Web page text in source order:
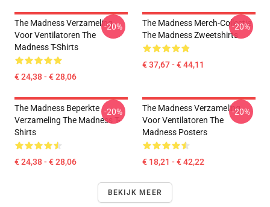
The Madness Verzameling
Voor Ventilatoren The
Madness T-Shirts
€ 24,38 - € 28,06
-20%
The Madness Merch-Collectie
The Madness Zweetshirts
€ 37,67 - € 44,11
-20%
The Madness Beperkte
Verzameling The Madness T-
Shirts
€ 24,38 - € 28,06
-20%
The Madness Verzameling
Voor Ventilatoren The
Madness Posters
€ 18,21 - € 42,22
-20%
BEKIJK MEER